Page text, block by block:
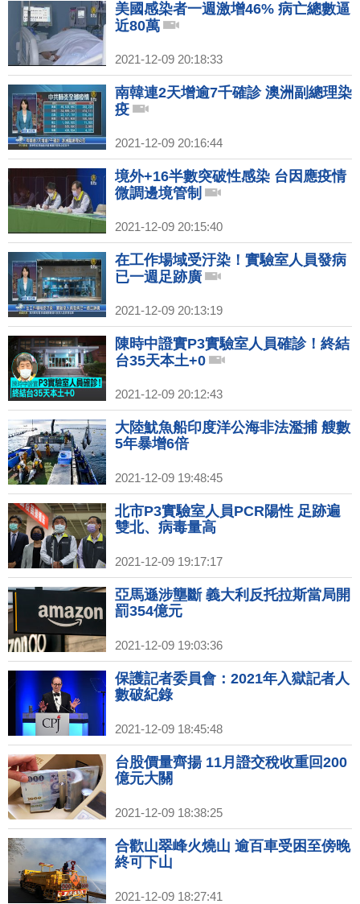
美國感染者一週激增46% 病亡總數逼
近80萬
2021-12-09 20:18:33
南韓連2天增逾7千確診 澳洲副總理染
疫
2021-12-09 20:16:44
境外+16半數突破性感染 台因應疫情
微調邊境管制
2021-12-09 20:15:40
在工作場域受汙染！實驗室人員發病
已一週足跡廣
2021-12-09 20:13:19
陳時中證實P3實驗室人員確診！終結
台35天本土+0
2021-12-09 20:12:43
大陸魷魚船印度洋公海非法濫捕 艘數
5年暴增6倍
2021-12-09 19:48:45
北市P3實驗室人員PCR陽性 足跡遍
雙北、病毒量高
2021-12-09 19:17:17
亞馬遜涉壟斷 義大利反托拉斯當局開
罰354億元
2021-12-09 19:03:36
保護記者委員會：2021年入獄記者人
數破紀錄
2021-12-09 18:45:48
台股價量齊揚 11月證交稅收重回200
億元大關
2021-12-09 18:38:25
合歡山翠峰火燒山 逾百車受困至傍晚
終可下山
2021-12-09 18:27:41